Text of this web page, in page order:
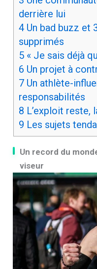
derrière lui
4Un bad buzz et
supprimés
5« Je sais déjà
6 Un projet à
7Un athlète-
responsabilités
8 L’exploit reste,
9 Les sujets
Un record du
viseur